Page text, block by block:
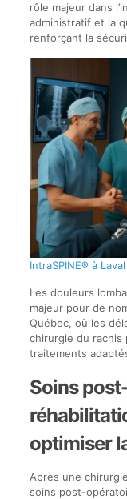
rôle majeur dans
administratif et la
renforçant la
IntraSPINE® à
Les douleurs
majeur pour de
Québec, où les
chirurgie du rachis
traitements
Soins
optimiser
Après une
soins post-